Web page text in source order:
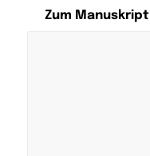
Zum Manuskript